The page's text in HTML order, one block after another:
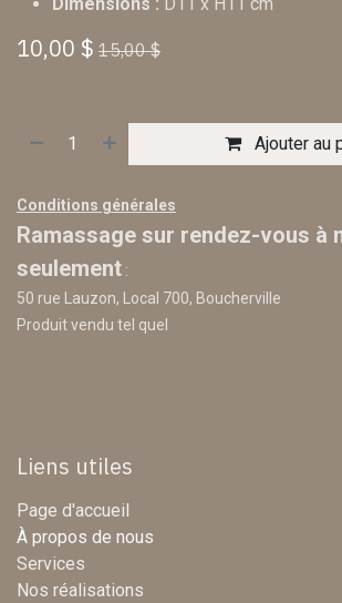
10,00 $ 15,00$
Ajouter au
Conditions générales
Ramassage sur rendez-vous à
seulement :
50 rue Lauzon, Local 700, Boucherville
Produit vendu tel quel
Liens utiles
Page d'accueil
À propos de nous
Services
Nos réalisations